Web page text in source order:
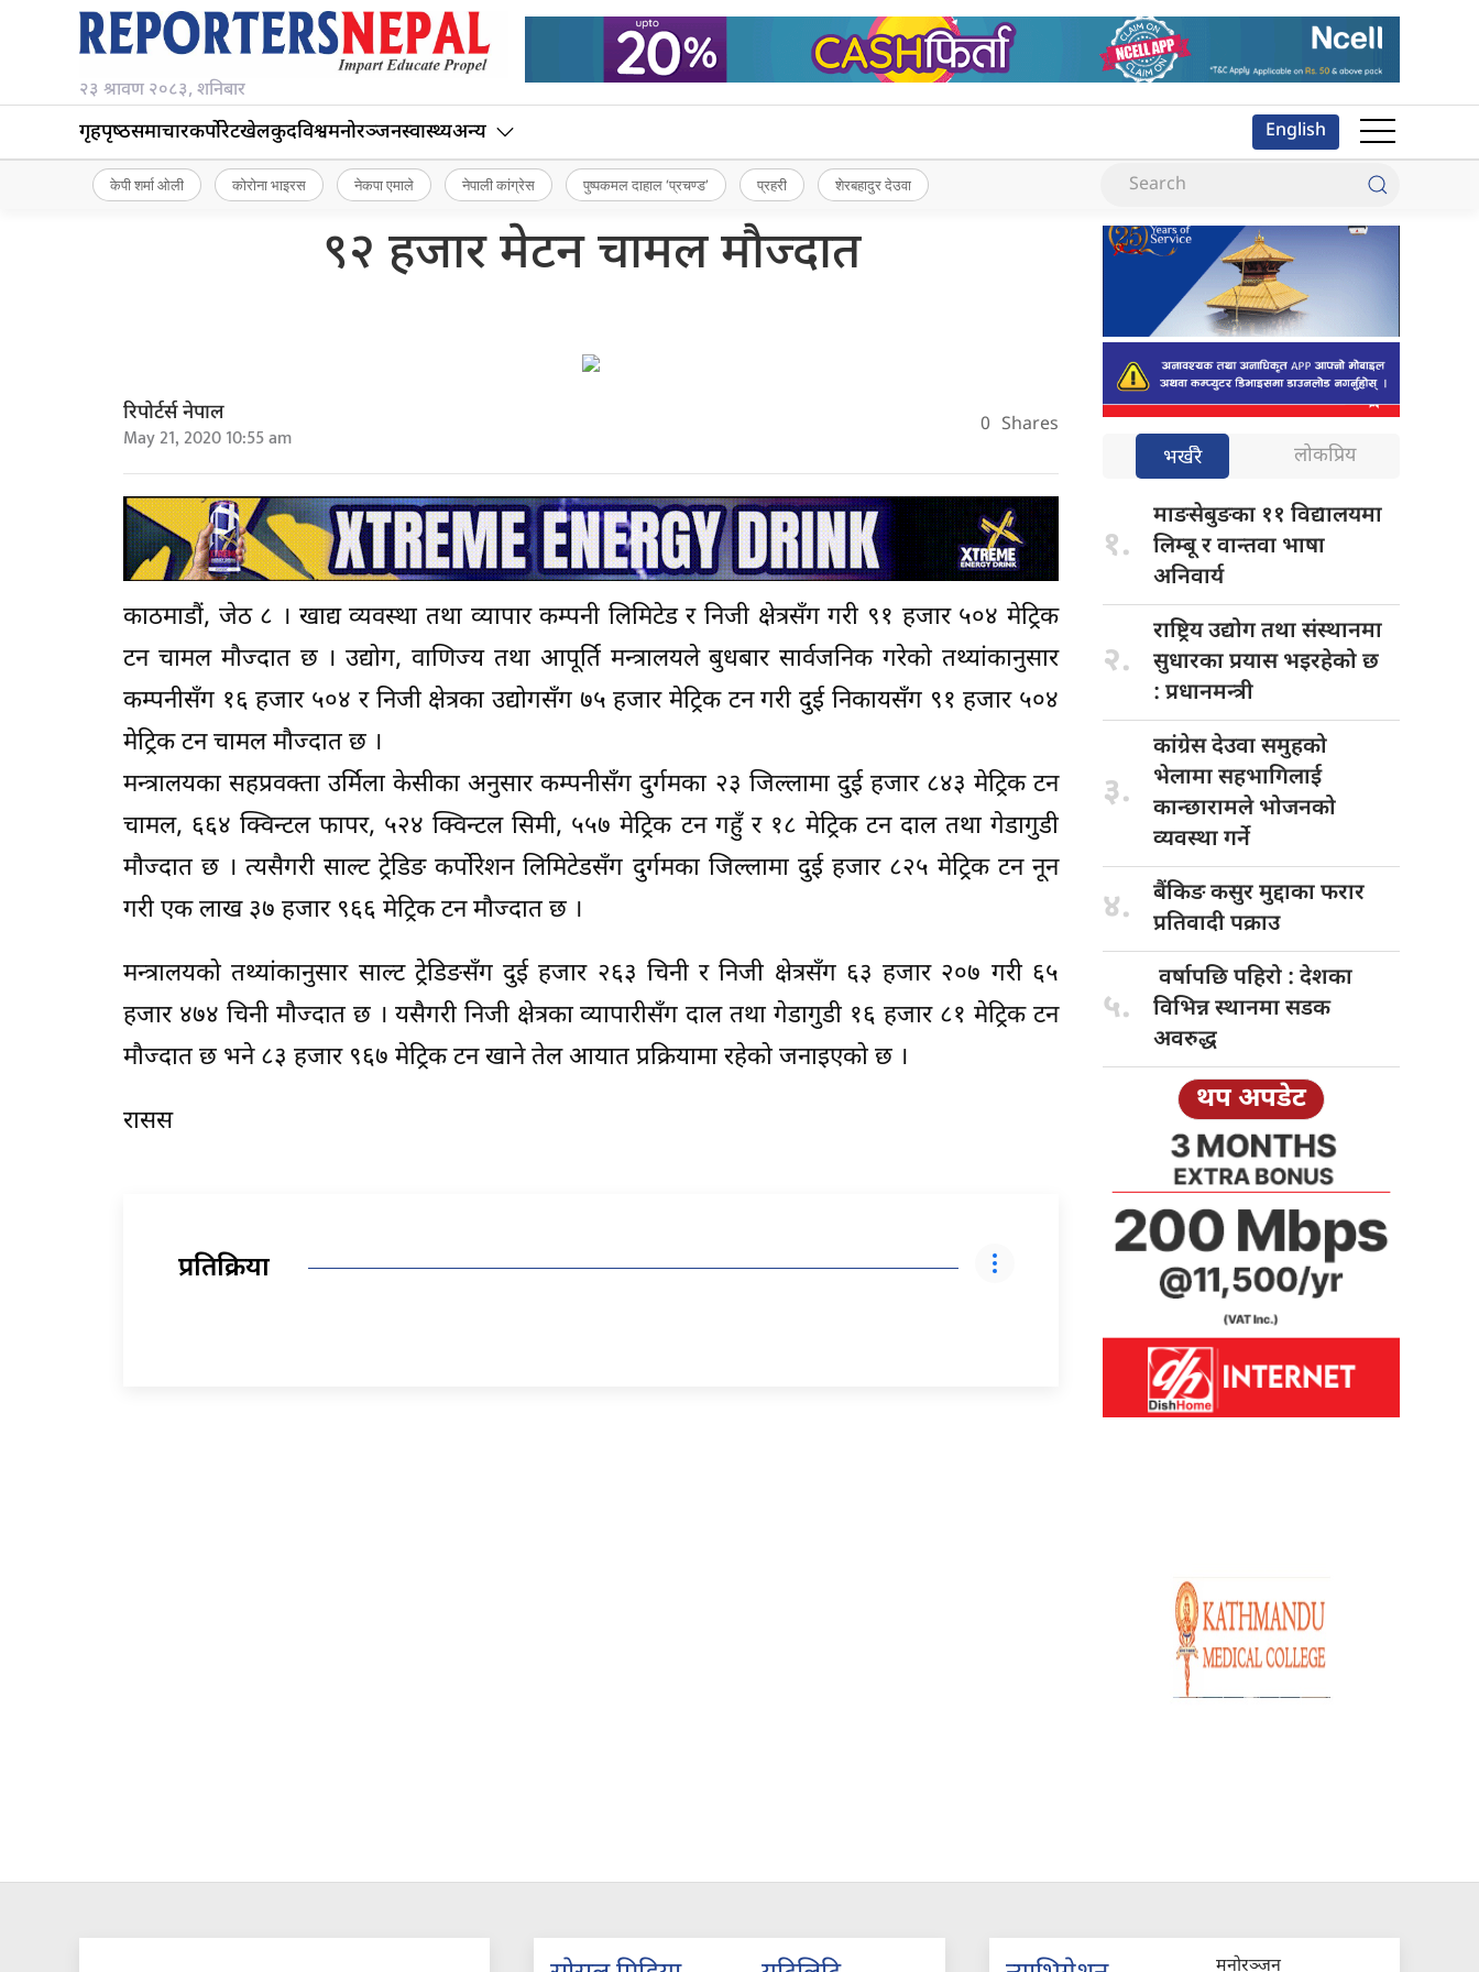
२३ श्रावण २०८३, शनिबार
गृहपृष्‍ठसमाचारकर्पोरेटखेलकुदविश्वमनोरञ्जनस्वास्थ्यअन्य English
केपी शर्मा ओली कोरोना भाइरस नेकपा एमाले नेपाली कांग्रेस पुष्पकमल दाहाल ‘प्रचण्ड’ प्रहरी शेरबहादुर देउवा
९२ हजार मेटन चामल मौज्दात
रिपोर्टर्स नेपाल
May 21, 2020 10:55 am 0 Shares
काठमाडौं, जेठ ८ । खाद्य व्यवस्था तथा व्यापार कम्पनी लिमिटेड र निजी क्षेत्रसँग गरी ९१ हजार ५०४ मेट्रिक
टन चामल मौज्दात छ । उद्योग, वाणिज्य तथा आपूर्ति मन्त्रालयले बुधबार सार्वजनिक गरेको तथ्यांकानुसार
कम्पनीसँग १६ हजार ५०४ र निजी क्षेत्रका उद्योगसँग ७५ हजार मेट्रिक टन गरी दुई निकायसँग ९१ हजार ५०४
मेट्रिक टन चामल मौज्दात छ ।
मन्त्रालयका सहप्रवक्ता उर्मिला केसीका अनुसार कम्पनीसँग दुर्गमका २३ जिल्लामा दुई हजार ८४३ मेट्रिक टन
चामल, ६६४ क्विन्टल फापर, ५२४ क्विन्टल सिमी, ५५७ मेट्रिक टन गहुँ र १८ मेट्रिक टन दाल तथा गेडागुडी
मौज्दात छ । त्यसैगरी साल्ट ट्रेडिङ कर्पोरेशन लिमिटेडसँग दुर्गमका जिल्लामा दुई हजार ८२५ मेट्रिक टन नून
गरी एक लाख ३७ हजार ९६६ मेट्रिक टन मौज्दात छ ।
मन्त्रालयको तथ्यांकानुसार साल्ट ट्रेडिङसँग दुई हजार २६३ चिनी र निजी क्षेत्रसँग ६३ हजार २०७ गरी ६५
हजार ४७४ चिनी मौज्दात छ । यसैगरी निजी क्षेत्रका व्यापारीसँग दाल तथा गेडागुडी १६ हजार ८१ मेट्रिक टन
मौज्दात छ भने ८३ हजार ९६७ मेट्रिक टन खाने तेल आयात प्रक्रियामा रहेको जनाइएको छ ।
रासस
प्रतिक्रिया
भर्खरै लोकप्रिय
१.
माङसेबुङका ११ विद्यालयमा
लिम्बू र वान्तवा भाषा
अनिवार्य
२.
राष्ट्रिय उद्योगतथा संस्थानमा
सुधारका प्रयास भइरहेको छ
: प्रधानमन्त्री
३.
कांग्रेस देउवासमुहको
भेलामा सहभागिलाई
कान्छारामले भोजनको
व्यवस्था गर्ने
४. बैंकिङ कसुरमुद्दाका फरार
प्रतिवादी पक्राउ
५.
वर्षापछि पहिरो : देशका
विभिन्न स्थानमा सडक
अवरुद्ध
थप अपडेट
मनोरञ्जन